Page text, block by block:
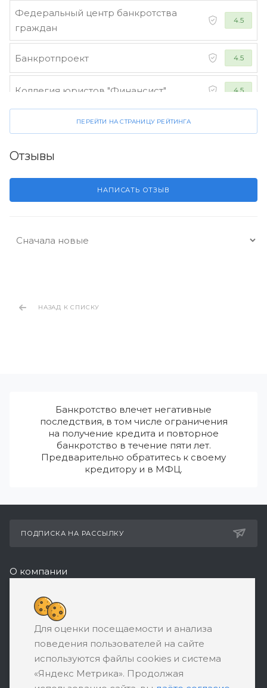
Федеральный центр банкротства
граждан
4.5
Банкротпроект 4.5
Коллегия юристов "Финансист" 4.5
ПЕРЕЙТИ НА СТРАНИЦУ РЕЙТИНГА
Отзывы
НАПИСАТЬ ОТЗЫВ
НАЗАД К СПИСКУ
Банкротство влечет негативные
последствия, в том числе ограничения
на получение кредита и повторное
банкротство в течение пяти лет.
Предварительно обратитесь к своему
кредитору и в МФЦ.
ПОДПИСКА НА РАССЫЛКУ
О компании
Реквизиты
8 (800) 550-08-77
ЗАКАЗАТЬ ЗВОНОК
support@ratingbankrotstva.ru
111398, Москва, ул. Плеханова, д. 30,
Для оценки посещаемости и анализа
поведения пользователей на сайте
используются файлы cookies и система
«Яндекс Метрика». Продолжая